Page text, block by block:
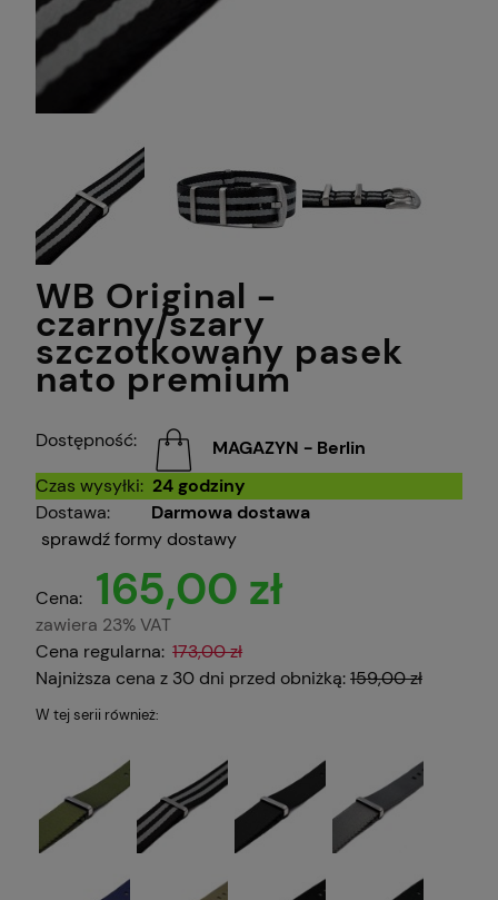
WB Original -
czarny/szary
szczotkowany pasek
nato premium
Dostępność:
MAGAZYN - Berlin
Czas wysyłki: 24 godziny
Dostawa:
Darmowa dostawa
sprawdź formy dostawy
Cena: 165,00 zł
zawiera 23% VAT
Cena regularna: 173,00 zł
Najniższa cena z 30 dni przed obniżką:159,00 zł
W tej serii również: